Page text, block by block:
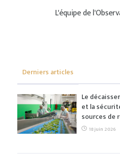
L'équipe de
Derniers articles
Le
et la
sources de
18 juin 2026